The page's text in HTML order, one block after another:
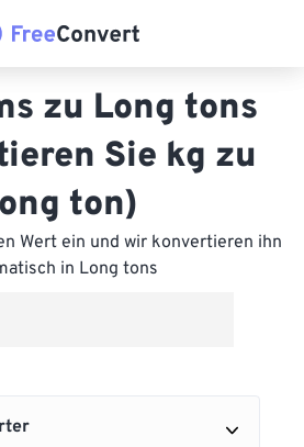
zu Long tons
Sie kg zu
ton)
Wert ein und wir konvertieren ihn
in Long tons